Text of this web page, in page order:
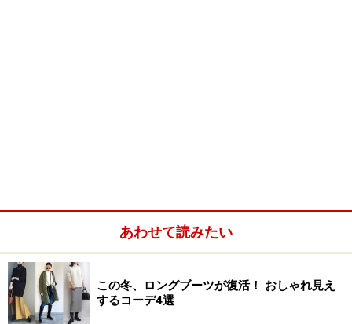
あわせて読みたい
この冬、ロングブーツが復活！ おしゃれ見え
するコーデ4選